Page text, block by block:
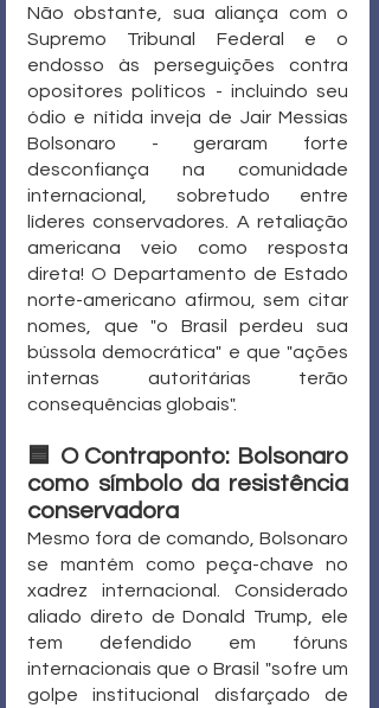
Não obstante, sua aliança com o
Supremo Tribunal Federal e o
endosso às perseguições contra
opositores políticos - incluindo seu
ódio e nítida inveja de Jair Messias
Bolsonaro - geraram forte
desconfiança na comunidade
internacional, sobretudo entre
líderes conservadores. A retaliação
americana veio como resposta
direta! O Departamento de Estado
norte-americano afirmou, sem citar
nomes, que "o Brasil perdeu sua
bússola democrática" e que "ações
internas autoritárias terão
consequências globais".
🟦 O Contraponto: Bolsonaro
como símbolo da resistência
conservadora
Mesmo fora de comando, Bolsonaro
se mantém como peça-chave no
xadrez internacional. Considerado
aliado direto de Donald Trump, ele
tem defendido em fóruns
internacionais que o Brasil "sofre um
golpe institucional disfarçado de